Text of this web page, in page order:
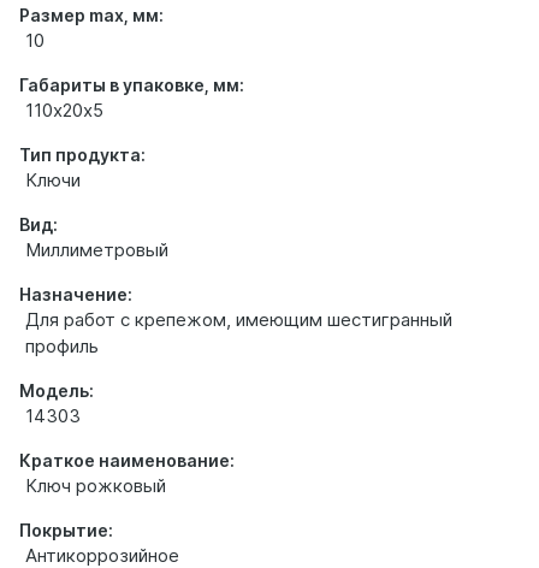
Размер max, мм:
10
Габариты в упаковке, мм:
110х20х5
Тип продукта:
Ключи
Вид:
Миллиметровый
Назначение:
Для работ с крепежом, имеющим шестигранный
профиль
Модель:
14303
Краткое наименование:
Ключ рожковый
Покрытие:
Антикоррозийное